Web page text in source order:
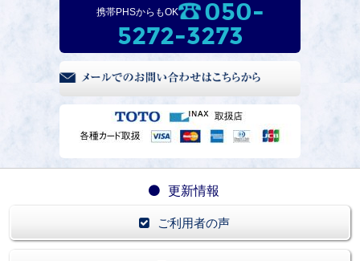
携帯PHSからもOK
050-
5272-3273
更新情報
ご利用者の声